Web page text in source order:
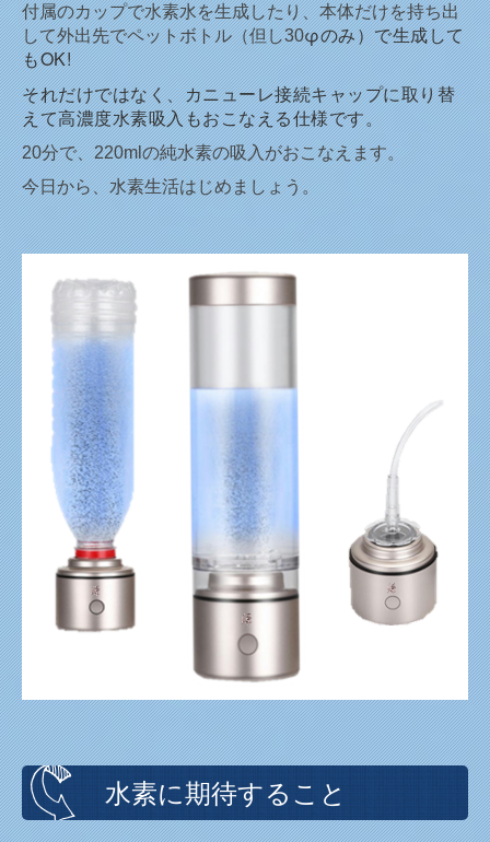
付属のカップで水素水を生成したり、本体だけを持ち出
して外出先でペットボトル（但し30φのみ）で生成して
もOK!
それだけではなく、カニューレ接続キャップに取り替
えて高濃度水素吸入もおこなえる仕様です。
20分で、220mlの純水素の吸入がおこなえます。
今日から、水素生活はじめましょう。
水素に期待すること